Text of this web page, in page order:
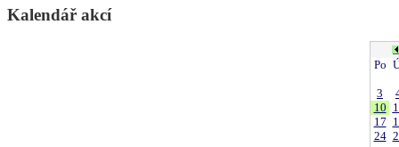
Kalendář akcí
Po
3
10
17
24